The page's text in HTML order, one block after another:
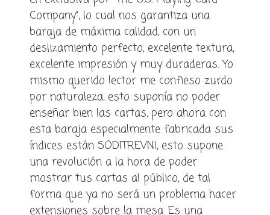
Company”, lo cual nos garantiza una
baraja de máxima calidad, con un
deslizamiento perfecto, excelente textura,
excelente impresión y muy duraderas. Yo
mismo querido lector me confieso zurdo
por naturaleza, esto suponía no poder
enseñar bien las cartas, pero ahora con
esta baraja especialmente fabricada sus
índices están SODITREVNI, esto supone
una revolución a la hora de poder
mostrar tus cartas al público, de tal
forma que ya no será un problema hacer
extensiones sobre la mesa. Es una